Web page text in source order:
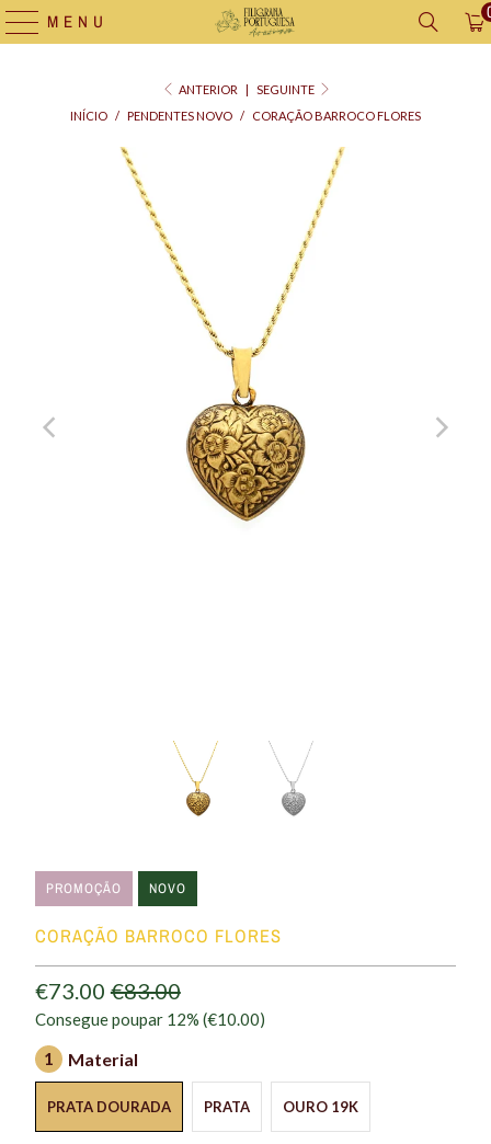
MENU
ANTERIOR |
SEGUINTE
INÍCIO / PENDENTES NOVO / CORAÇÃO BARROCO FLORES
PROMOÇÃO NOVO
CORAÇÃO BARROCO FLORES
€73.00 €83.00
Consegue poupar 12% (€10.00)
1 Material
PRATA DOURADA PRATA OURO 19K